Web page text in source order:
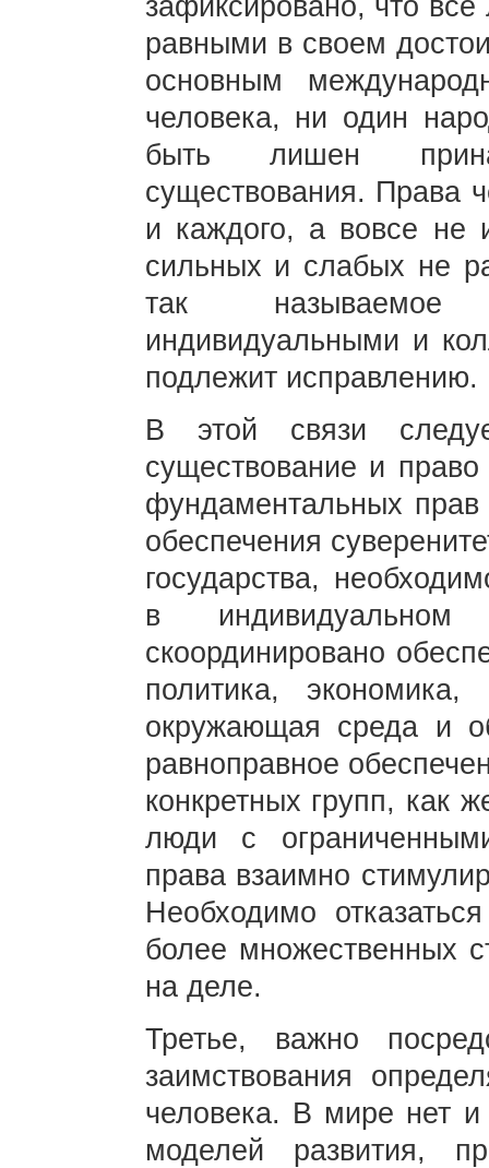
зафиксировано, что
равными в своем
основным
человека, ни один
быть лишен
существования. Права
и каждого, а вовсе не
сильных и слабых не
так называемое
индивидуальными и
подлежит
В этой связи
существование и
фундаментальных
обеспечения
государства,
в
скоординировано
политика, экономика,
окружающая среда и
равноправное
конкретных групп,
люди с
права взаимно
Необходимо
более множественных
на деле.
Третье, важно
заимствования
человека. В мире нет
моделей развития,